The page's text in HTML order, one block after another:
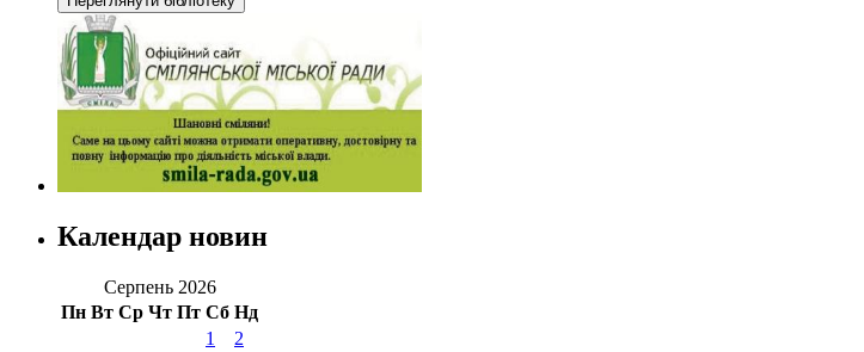
Календар новин
Серпень 2026
Пн Вт Ср Чт Пт Сб Нд
1
2